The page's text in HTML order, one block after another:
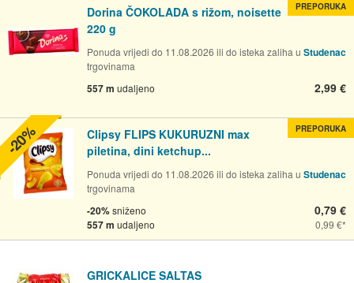
Dorina ČOKOLADA s rižom, noisette
220 g
Ponuda vrijedi do 11.08.2026 ili do isteka zaliha u Studenac
trgovinama
557 m udaljeno 2,99 €
PREPORUKA
Clipsy FLIPS KUKURUZNI max
piletina, dini ketchup...
Ponuda vrijedi do 11.08.2026 ili do isteka zaliha u Studenac
trgovinama
-20%sniženo
557 m udaljeno
0,79 €
0,99 €
PREPORUKA
-20%
GRICKALICE SALTAS